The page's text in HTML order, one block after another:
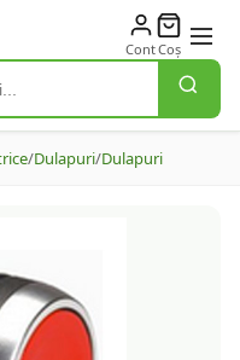
ContCoș
/Dulapuri/Dulapuri